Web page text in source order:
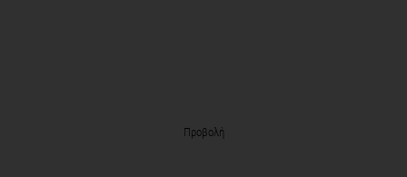
Προβολή